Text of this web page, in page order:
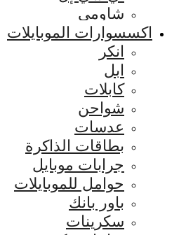
شاومي
اكسسوارات الموبايلات
انكر
ابل
كابلات
شواحن
عدسات
بطاقات الذاكرة
جرابات موبايل
حوامل للموبايلات
باور بانك
سكرينات